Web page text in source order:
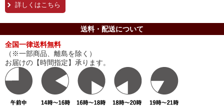
詳しくはこちら
送料・配送について
全国一律送料無料
（※一部商品、離島を除く）
お届けの【時間指定】承ります。